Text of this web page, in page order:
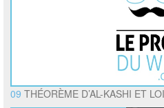
09 THÉORÈME D’AL-KASHI ET